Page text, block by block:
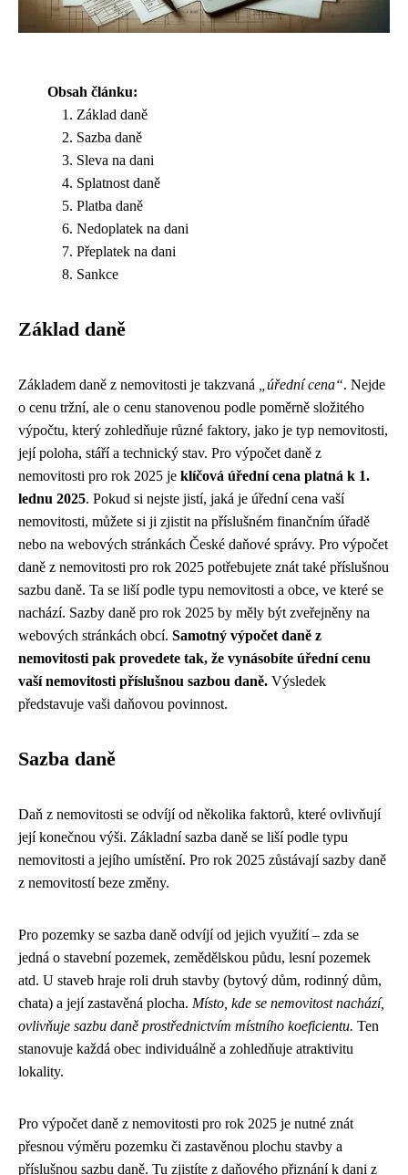
Obsah článku:
Základ daně
Sazba daně
Sleva na dani
Splatnost daně
Platba daně
Nedoplatek na dani
Přeplatek na dani
Sankce
Základ daně
Základem daně z nemovitosti je takzvaná „úřední cena“. Nejde
o cenu tržní, ale o cenu stanovenou podle poměrně složitého
výpočtu, který zohledňuje různé faktory, jako je typ nemovitosti,
její poloha, stáří a technický stav. Pro výpočet daně z
nemovitosti pro rok 2025 je klíčová úřední cena platná k 1.
lednu 2025. Pokud si nejste jistí, jaká je úřední cena vaší
nemovitosti, můžete si ji zjistit na příslušném finančním úřadě
nebo na webových stránkách České daňové správy. Pro výpočet
daně z nemovitosti pro rok 2025 potřebujete znát také příslušnou
sazbu daně. Ta se liší podle typu nemovitosti a obce, ve které se
nachází. Sazby daně pro rok 2025 by měly být zveřejněny na
webových stránkách obcí. Samotný výpočet daně z
nemovitosti pak provedete tak, že vynásobíte úřední cenu
vaší nemovitosti příslušnou sazbou daně. Výsledek
představuje vaši daňovou povinnost.
Sazba daně
Daň z nemovitosti se odvíjí od několika faktorů, které ovlivňují
její konečnou výši. Základní sazba daně se liší podle typu
nemovitosti a jejího umístění. Pro rok 2025 zůstávají sazby daně
z nemovitostí beze změny.
Pro pozemky se sazba daně odvíjí od jejich využití – zda se
jedná o stavební pozemek, zemědělskou půdu, lesní pozemek
atd. U staveb hraje roli druh stavby (bytový dům, rodinný dům,
chata) a její zastavěná plocha. Místo, kde se nemovitost nachází,
ovlivňuje sazbu daně prostřednictvím místního koeficientu. Ten
stanovuje každá obec individuálně a zohledňuje atraktivitu
lokality.
Pro výpočet daně z nemovitosti pro rok 2025 je nutné znát
přesnou výměru pozemku či zastavěnou plochu stavby a
příslušnou sazbu daně. Tu zjistíte z daňového přiznání k dani z